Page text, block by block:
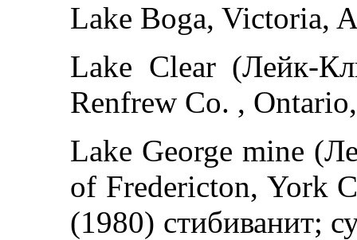
Lake Boga, Victoria,
Lake Clear (Лейк-
Renfrew Co. ,
Lake George mine
of Fredericton, York
(1980) стибиванит;